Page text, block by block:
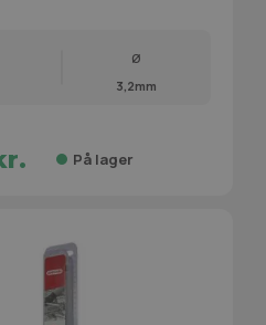
Ø
3,2mm
På lager